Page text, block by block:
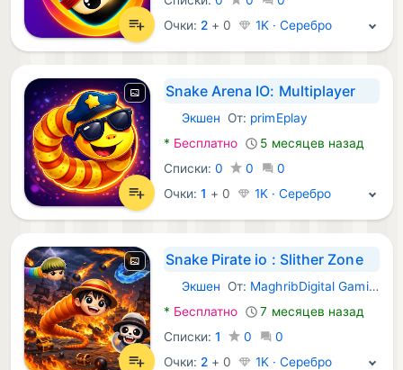
Очки: 2 + 0 1K · Серебро
Snake Arena IO: Multiplayer
Android Игры:
Экшен От: primEplay
* Бесплатно
5 месяцев назад
Списки:0 0
0
Очки: 1 + 0 1K · Серебро
Snake Pirate io : Slither Zone
Android Игры:
Экшен От: MaghribDigital Gaming Studio
* Бесплатно
7 месяцев назад
Списки:1 0
0
Очки: 2 + 0 1K · Серебро